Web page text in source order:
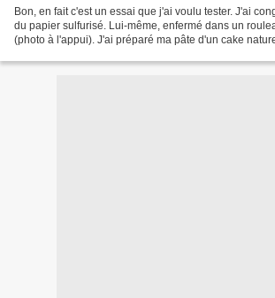
Bon, en fait c'est un essai que j'ai voulu tester. J'ai
du papier sulfurisé. Lui-même, enfermé dans un
(photo à l'appui). J'ai préparé ma pâte d'un cake